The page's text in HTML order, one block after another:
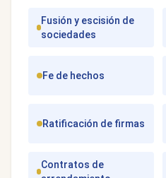
Fusión y escisión de
sociedades
Fe de hechos
Ratificación de firmas
Contratos de